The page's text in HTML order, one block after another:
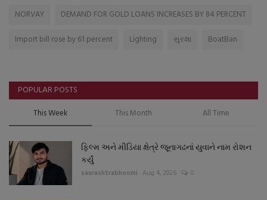
NORVAY
DEMAND FOR GOLD LOANS INCREASES BY 84 PERCENT
Import bill rose by 61 percent
Lighting સુરક્ષા BoatBan
POPULAR POSTS
This Week This Month All Time
ફિલ્મ અને મીડિયા ક્ષેત્રે જૂનાગઢનાં યુવાને નામ રોશન
કર્યું
saurashtrabhoomi Aug 4, 2026 0